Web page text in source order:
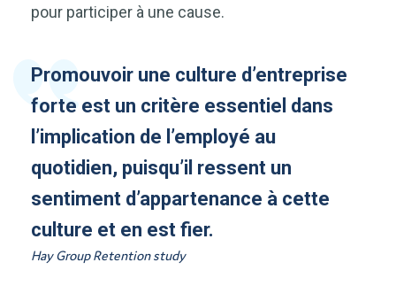
pour participer à une cause.
Promouvoir une culture d’entreprise
forte est un critère essentiel dans
l’implication de l’employé au
quotidien, puisqu’il ressent un
sentiment d’appartenance à cette
culture et en est fier.
Hay Group Retention study